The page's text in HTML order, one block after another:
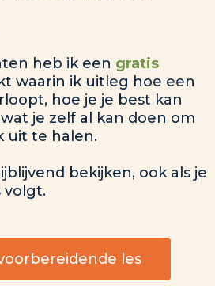
heb ik een gratis
waarin ik uitleg hoe een
hoe je je best kan
je zelf al kan doen om
uit te halen.
bekijken, ook als je
volgt.
les